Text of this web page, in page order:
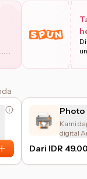
...
Photo
Kami
digital
Dari IDR